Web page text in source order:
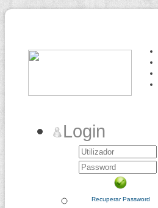
Login
Recuperar Password